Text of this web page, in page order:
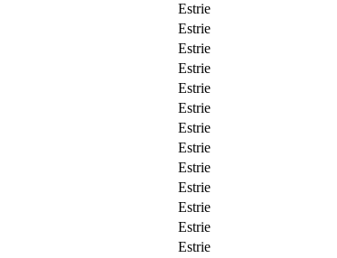
Estrie
Estrie
Estrie
Estrie
Estrie
Estrie
Estrie
Estrie
Estrie
Estrie
Estrie
Estrie
Estrie